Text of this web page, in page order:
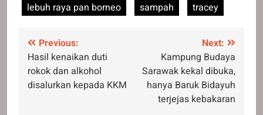
lebuh raya pan borneo
sampah tracey
Post
navigation
Previous:
Hasil kenaikan duti
rokok dan alkohol
disalurkan kepada KKM
Next:
Kampung Budaya
Sarawak kekal dibuka,
hanya Baruk Bidayuh
terjejas kebakaran